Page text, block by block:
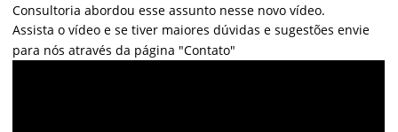
Consultoria abordou esse assunto nesse novo vídeo.
Assista o vídeo e se tiver maiores dúvidas e sugestões envie
para nós através da página "Contato"